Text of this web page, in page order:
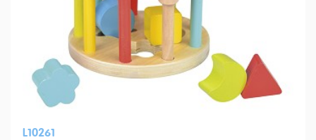
L10261